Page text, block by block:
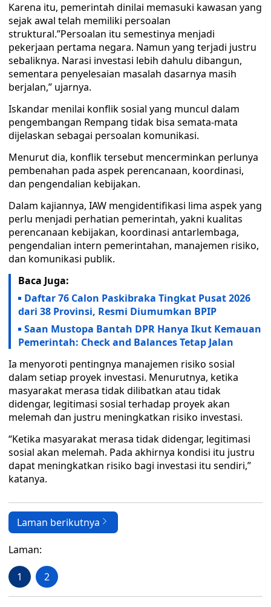
Karena itu, pemerintah dinilai memasuki kawasan yang
sejak awal telah memiliki persoalan
struktural.”Persoalan itu semestinya menjadi
pekerjaan pertama negara. Namun yang terjadi justru
sebaliknya. Narasi investasi lebih dahulu dibangun,
sementara penyelesaian masalah dasarnya masih
berjalan,” ujarnya.
Iskandar menilai konflik sosial yang muncul dalam
pengembangan Rempang tidak bisa semata-mata
dijelaskan sebagai persoalan komunikasi.
Menurut dia, konflik tersebut mencerminkan perlunya
pembenahan pada aspek perencanaan, koordinasi,
dan pengendalian kebijakan.
Dalam kajiannya, IAW mengidentifikasi lima aspek yang
perlu menjadi perhatian pemerintah, yakni kualitas
perencanaan kebijakan, koordinasi antarlembaga,
pengendalian intern pemerintahan, manajemen risiko,
dan komunikasi publik.
Baca Juga:
Daftar 76 Calon Paskibraka Tingkat Pusat 2026
dari 38 Provinsi, Resmi Diumumkan BPIP
Saan Mustopa Bantah DPR Hanya Ikut Kemauan
Pemerintah: Check and Balances Tetap Jalan
Ia menyoroti pentingnya manajemen risiko sosial
dalam setiap proyek investasi. Menurutnya, ketika
masyarakat merasa tidak dilibatkan atau tidak
didengar, legitimasi sosial terhadap proyek akan
melemah dan justru meningkatkan risiko investasi.
“Ketika masyarakat merasa tidak didengar, legitimasi
sosial akan melemah. Pada akhirnya kondisi itu justru
dapat meningkatkan risiko bagi investasi itu sendiri,”
katanya.
Laman berikutnya
Laman:
1 2